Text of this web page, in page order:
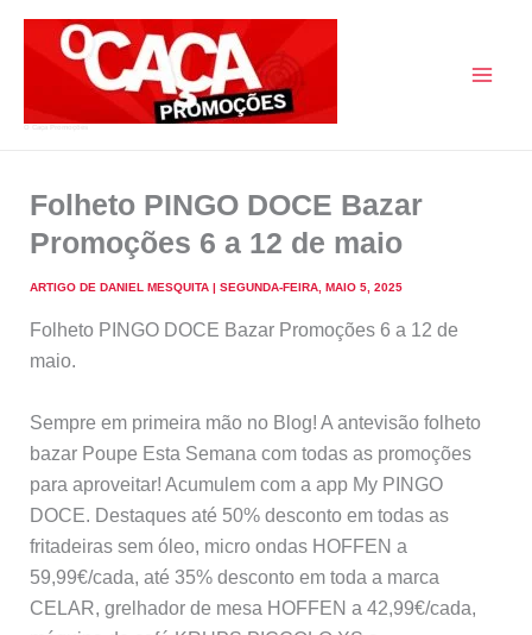
Folheto PINGO DOCE Bazar
Promoções 6 a 12 de maio
ARTIGO DE DANIEL MESQUITA | SEGUNDA-FEIRA, MAIO 5, 2025
Folheto PINGO DOCE Bazar Promoções 6 a 12 de
maio.
Sempre em primeira mão no Blog! A antevisão folheto
bazar Poupe Esta Semana com todas as promoções
para aproveitar! Acumulem com a app My PINGO
DOCE. Destaques até 50% desconto em todas as
fritadeiras sem óleo, micro ondas HOFFEN a
59,99€/cada, até 35% desconto em toda a marca
CELAR, grelhador de mesa HOFFEN a 42,99€/cada,